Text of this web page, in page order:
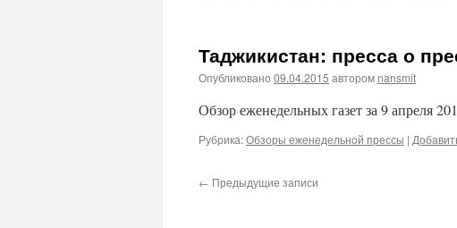
Таджикистан: пресса о
Опубликовано 09.04.2015 автором nansmit
Обзор еженедельных газет за 9 апреля
Рубрика:Обзоры еженедельной прессы |
← Предыдущие записи